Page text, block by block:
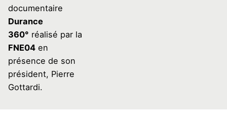
documentaire
Durance
360° réalisé par la
FNE04 en
présence de son
président, Pierre
Gottardi.